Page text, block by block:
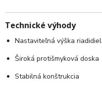
Technické výhody
Nastaviteľná výška riadidiel
Široká protišmyková doska
Stabilná konštrukcia